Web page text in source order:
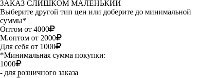
ЗАКАЗ СЛИШКОМ МАЛЕНЬКИЙ
Выберите другой тип цен или доберите до минимальной
суммы*
Оптом от 4000
М.оптом от 2000
Для себя от 1000
*Минимальная сумма покупки:
1000
- для розничного заказа